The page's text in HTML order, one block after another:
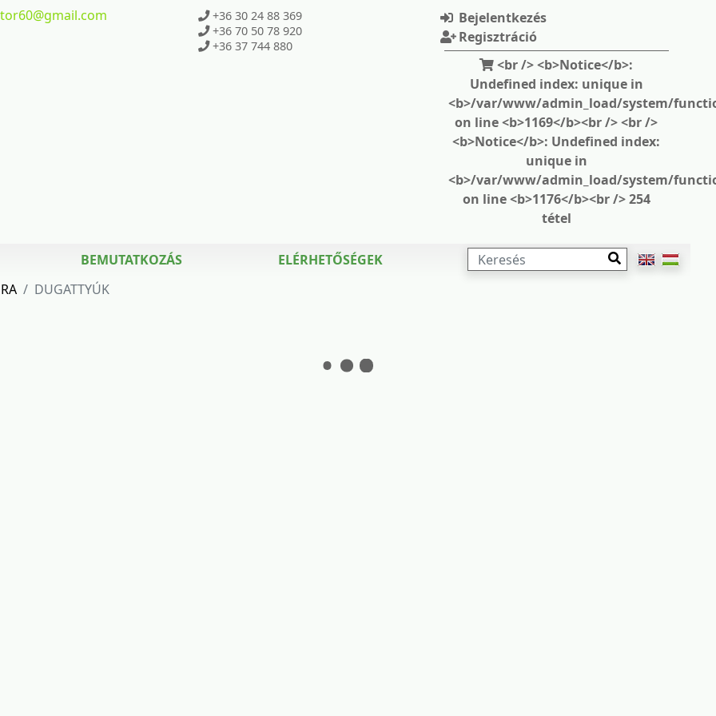
@gmail.com
+36 30 24 88 369
+36 70 50 78 920
+36 37 744 880
Bejelentkezés
Regisztráció
<br /> <b>Notice</b>:
Undefined index: unique in
<b>/var/www/admin_load/system/
on line <b>1169</b><br /> <br />
<b>Notice</b>: Undefined index:
unique in
<b>/var/www/admin_load/system/
on line <b>1176</b><br /> 254
tétel
BEMUTATKOZÁS ELÉRHETŐSÉGEK
KERESÉS
DUGATTYÚK